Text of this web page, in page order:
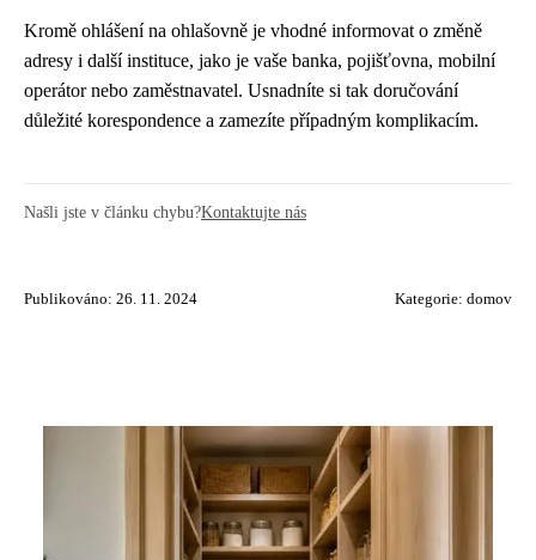
Kromě ohlášení na ohlašovně je vhodné informovat o změně
adresy i další instituce, jako je vaše banka, pojišťovna, mobilní
operátor nebo zaměstnavatel. Usnadníte si tak doručování
důležité korespondence a zamezíte případným komplikacím.
Našli jste v článku chybu?Kontaktujte nás
Publikováno: 26. 11. 2024 Kategorie: domov